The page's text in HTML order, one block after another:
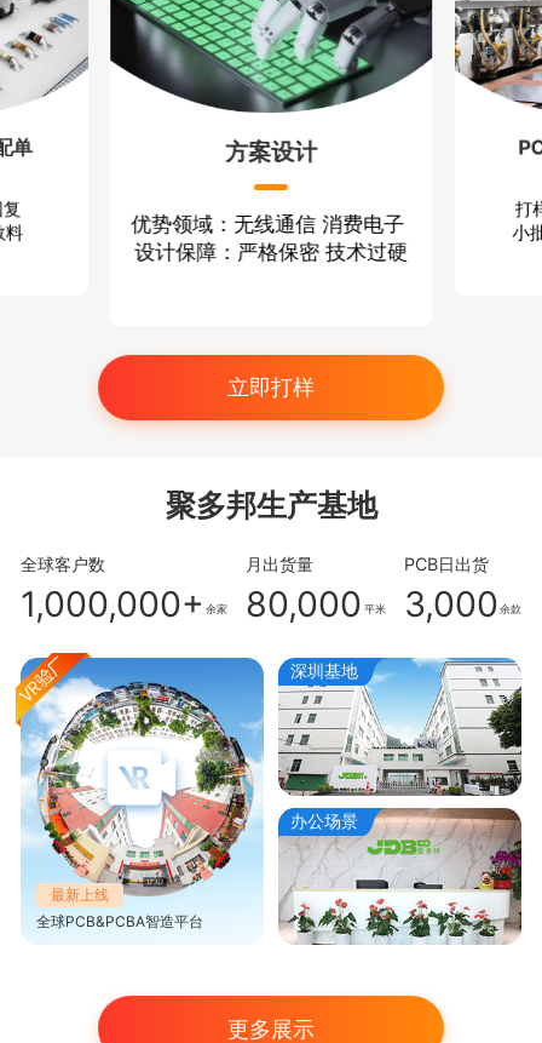
单
料
方案设计
优势领域：无线通信 消费电子
设计保障：严格保密 技术过硬
打
小
立即打样
聚多邦生产基地
全球客户数
1,000,000+ 余家
月出货量
80,000 平米
PCB日出货
3,000 余款
最新上线
全球PCB&PCBA智造平台
深圳基地
办公场景
更多展示